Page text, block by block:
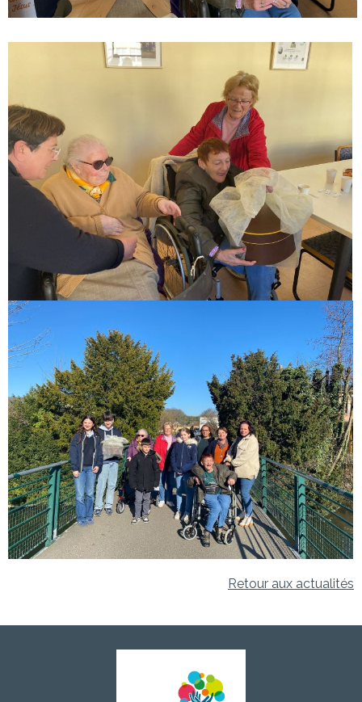
Retour aux actualités